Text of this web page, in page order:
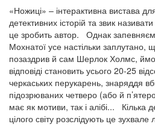
«Ножиці» – інтерактивна вистава
детективних історій та звик
це зробить автор. Однак
Мохнатої усе настільки заплутано,
позаздрив й сам Шерлок Холмс,
відповіді становить усього 20-25
черкаських перукарень, знаряддя
підозрюваних четверо (або й
має як мотиви, так і алібі... Кілька
цілого світу розслідують це